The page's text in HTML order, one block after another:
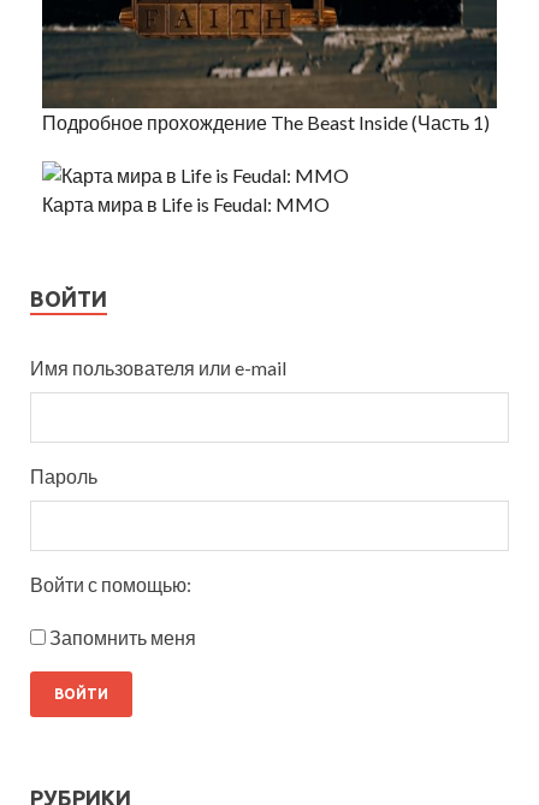
Подробное прохождение The Beast Inside (Часть 1)
Карта мира в Life is Feudal: MMO
ВОЙТИ
Имя пользователя или e-mail
Пароль
Войти с помощью:
Запомнить меня
РУБРИКИ